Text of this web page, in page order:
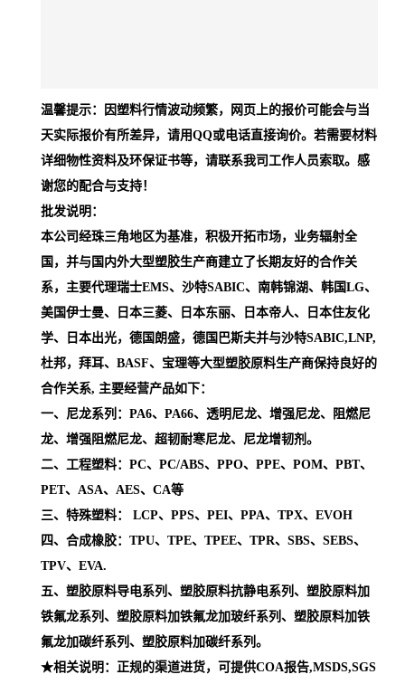
温馨提示：因塑料行情波动频繁，网页上的报价可能会与当
天实际报价有所差异，请用QQ或电话直接询价。若需要材料
详细物性资料及环保证书等，请联系我司工作人员索取。感
谢您的配合与支持！
批发说明：
本公司经珠三角地区为基准，积极开拓市场，业务辐射全
国，并与国内外大型塑胶生产商建立了长期友好的合作关
系，主要代理瑞士EMS、沙特SABIC、南韩锦湖、韩国LG、
美国伊士曼、日本三菱、日本东丽、日本帝人、日本住友化
学、日本出光，德国朗盛，德国巴斯夫并与沙特SABIC,LNP,
杜邦，拜耳、BASF、宝理等大型塑胶原料生产商保持良好的
合作关系, 主要经营产品如下：
一、尼龙系列：PA6、PA66、透明尼龙、增强尼龙、阻燃尼
龙、增强阻燃尼龙、超韧耐寒尼龙、尼龙增韧剂。
二、工程塑料：PC、PC/ABS、PPO、PPE、POM、PBT、
PET、ASA、AES、CA等
三、特殊塑料： LCP、PPS、PEI、PPA、TPX、EVOH
四、合成橡胶：TPU、TPE、TPEE、TPR、SBS、SEBS、
TPV、EVA.
五、塑胶原料导电系列、塑胶原料抗静电系列、塑胶原料加
铁氟龙系列、塑胶原料加铁氟龙加玻纤系列、塑胶原料加铁
氟龙加碳纤系列、塑胶原料加碳纤系列。
★相关说明：正规的渠道进货，可提供COA报告,MSDS,SGS